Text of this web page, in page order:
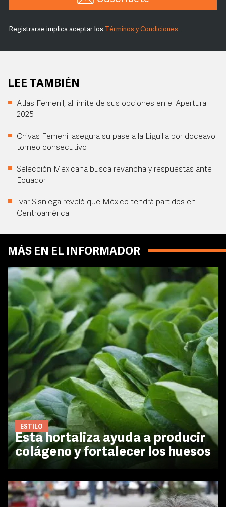
Registrarse implica aceptar los Términos y Condiciones
LEE TAMBIÉN
Atlas Femenil, al límite de sus opciones en el Apertura
2025
Chivas Femenil asegura su pase a la Liguilla por doceavo
torneo consecutivo
Selección Mexicana busca revancha y respuestas ante
Ecuador
Ivar Sisniega reveló que México tendrá partidos en
Centroamérica
MÁS EN EL INFORMADOR
ESTILO
Esta hortaliza ayuda a producir
colágeno y fortalecer los huesos